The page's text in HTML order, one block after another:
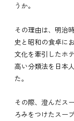
うか。
その理由は、明治
史と昭和の食卓に
文化を牽引したホ
高い分類法を日本
た。
その際、澄んだス
ろみをつけたスー